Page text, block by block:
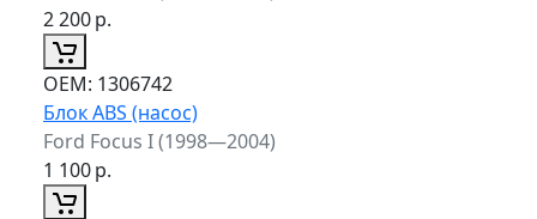
2 200р.
ОЕМ: 1306742
Блок ABS (насос)
Ford Focus I (1998—2004)
1 100р.